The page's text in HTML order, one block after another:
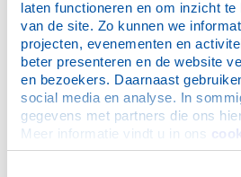
laten functioneren en om inzicht
van de site. Zo kunnen we
projecten, evenementen en
beter presenteren en de website
en bezoekers. Daarnaast
social media en analyse. In
gegevens met partners die ons
Meer informatie vindt u in ons
Al bijna 15 jaar is onze club
organisatie van het Rotary
Vlielandkamp); een
kwetsbare kinderen die niet met
bijvoorbeeld als gevolg van
bijzondere
groepsaccommodatie op